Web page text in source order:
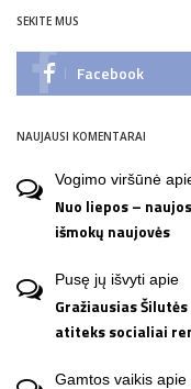
SEKITE MUS
Facebook
NAUJAUSI KOMENTARAI
Vogimo viršūnė
Nuo liepos –
išmokų naujovės
Pusę jų išvyti apie
Gražiausias
atiteks socialiai
Gamtos vaikis apie